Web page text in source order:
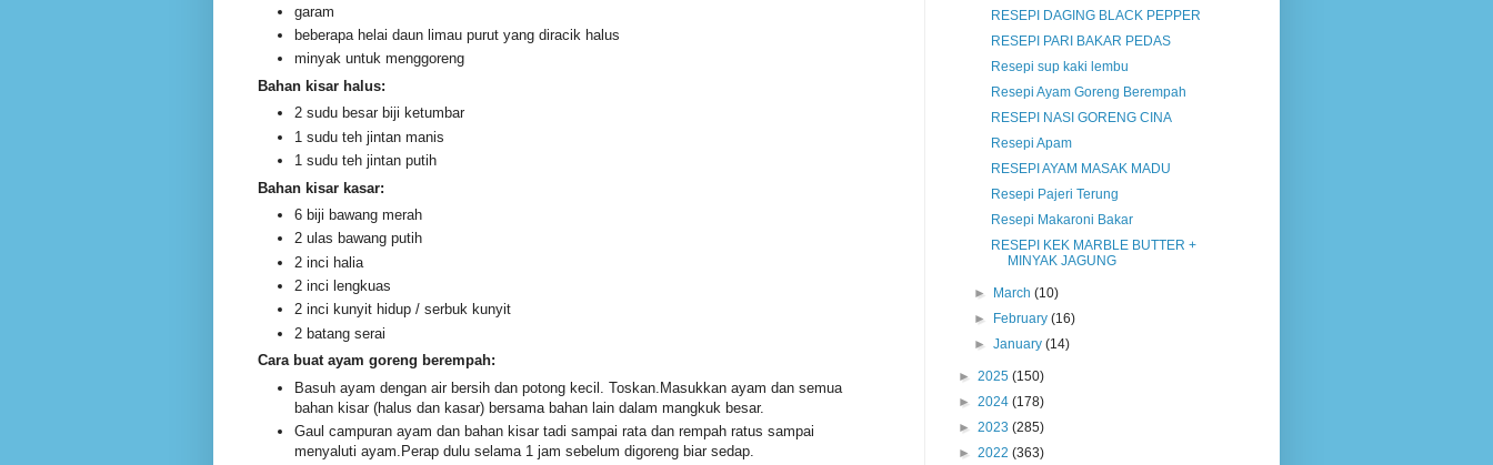
garam
beberapa helai daun limau purut yang diracik halus
minyak untuk menggoreng
Bahan kisar halus:
2 sudu besar biji ketumbar
1 sudu teh jintan manis
1 sudu teh jintan putih
Bahan kisar kasar:
6 biji bawang merah
2 ulas bawang putih
2 inci halia
2 inci lengkuas
2 inci kunyit hidup / serbuk kunyit
2 batang serai
Cara buat ayam goreng berempah:
Basuh ayam dengan air bersih dan potong kecil. Toskan.Masukkan ayam dan semua
bahan kisar (halus dan kasar) bersama bahan lain dalam mangkuk besar.
Gaul campuran ayam dan bahan kisar tadi sampai rata dan rempah ratus sampai
menyaluti ayam.Perap dulu selama 1 jam sebelum digoreng biar sedap.
RESEPI DAGING BLACK PEPPER
RESEPI PARI BAKAR PEDAS
Resepi sup kaki lembu
Resepi Ayam Goreng Berempah
RESEPI NASI GORENG CINA
Resepi Apam
RESEPI AYAM MASAK MADU
Resepi Pajeri Terung
Resepi Makaroni Bakar
RESEPI KEK MARBLE BUTTER +
MINYAK JAGUNG
► March(10)
►
February(16)
►January(14)
► 2025 (150)
► 2024 (178)
► 2023 (285)
► 2022 (363)